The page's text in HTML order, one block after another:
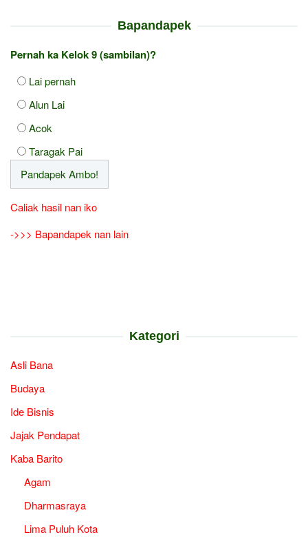
Bapandapek
Pernah ka Kelok 9 (sambilan)?
Lai pernah
Alun Lai
Acok
Taragak Pai
Caliak hasil nan iko
->>> Bapandapek nan lain
Kategori
Asli Bana
Budaya
Ide Bisnis
Jajak Pendapat
Kaba Barito
Agam
Dharmasraya
Lima Puluh Kota